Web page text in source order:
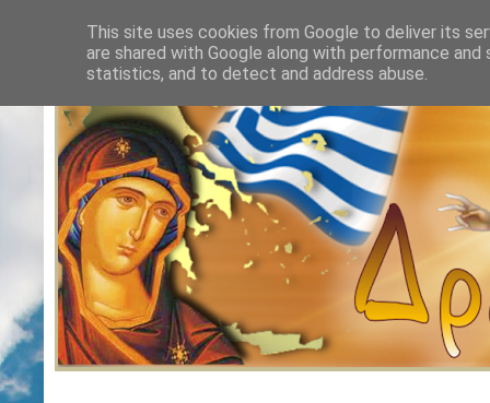
This site uses cookies from Google to deliver its
are shared with Google along with performance
statistics, and to detect and address abuse.